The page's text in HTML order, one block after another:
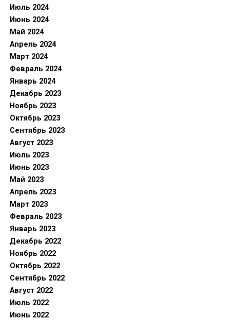
Июль 2024
Июнь 2024
Май 2024
Апрель 2024
Март 2024
Февраль 2024
Январь 2024
Декабрь 2023
Ноябрь 2023
Октябрь 2023
Сентябрь 2023
Август 2023
Июль 2023
Июнь 2023
Май 2023
Апрель 2023
Март 2023
Февраль 2023
Январь 2023
Декабрь 2022
Ноябрь 2022
Октябрь 2022
Сентябрь 2022
Август 2022
Июль 2022
Июнь 2022